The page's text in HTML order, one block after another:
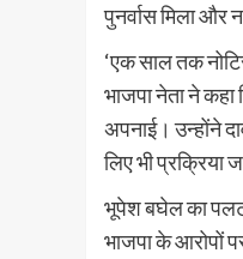
पुनर्वास मिला और
‘एक साल तक
भाजपा नेता ने कहा
अपनाई। उन्होंने
लिए भी प्रक्रिया
भूपेश बघेल का
भाजपा के आरोपों